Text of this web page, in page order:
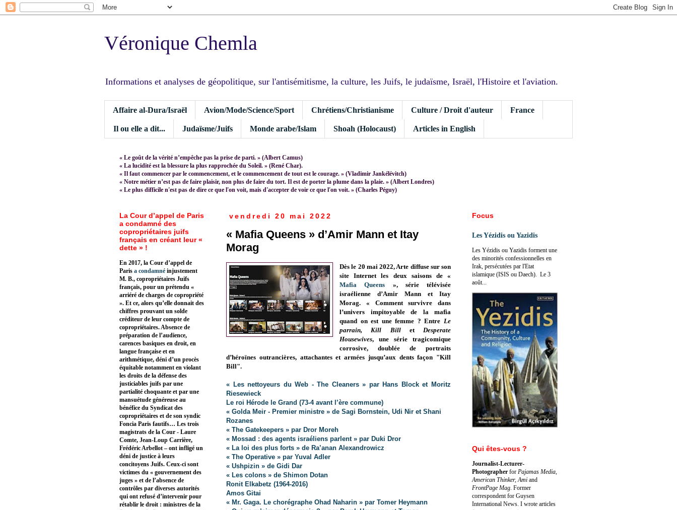
Véronique Chemla
Informations et analyses de géopolitique, sur l'antisémitisme, la culture, les Juifs, le judaïsme, Israël, l'Histoire et l'aviation.
Affaire al-Dura/Israël Avion/Mode/Science/Sport Chrétiens/Christianisme Culture / Droit d'auteur France
Il ou elle a dit... Judaïsme/Juifs Monde arabe/Islam Shoah (Holocaust) Articles in English
« Le goût de la vérité n’empêche pas la prise de parti. » (Albert Camus)
« La lucidité est la blessure la plus rapprochée du Soleil. » (René Char).
« Il faut commencer par le commencement, et le commencement de tout est le courage. » (Vladimir Jankélévitch)
« Notre métier n’est pas de faire plaisir, non plus de faire du tort. Il est de porter la plume dans la plaie. » (Albert Londres)
« Le plus difficile n'est pas de dire ce que l'on voit, mais d'accepter de voir ce que l'on voit. » (Charles Péguy)
vendredi 20 mai 2022
« Mafia Queens » d’Amir Mann et Itay
Morag
Dès le 20 mai 2022, Arte diffuse sur son
site Internet les deux saisons de «
Mafia Queens », série télévisée
israélienne d’Amir Mannet Itay
Morag. « Comment survivre dans
l’univers impitoyable de la mafia
quand on est une femme ? Entre Le
parrain, Kill Billet Desperate
Housewives, une série tragicomique
corrosive, doublée de portraits
d’héroïnes outrancières, attachantes et armées jusqu’aux dents façon "Kill
Bill".
« Les nettoyeurs du Web - The Cleaners » par Hans Block et Moritz
Riesewieck
Le roi Hérode le Grand (73-4 avant l’ère commune)
« Golda Meir - Premier ministre » de Sagi Bornstein, Udi Nir et Shani
Rozanes
« The Gatekeepers » par Dror Moreh
« Mossad : des agents israéliens parlent » par Duki Dror
« La loi des plus forts » de Ra’anan Alexandrowicz
« The Operative » par Yuval Adler
« Ushpizin » de Gidi Dar
« Les colons » de Shimon Dotan
Ronit Elkabetz (1964-2016)
Amos Gitai
« Mr. Gaga. Le chorégraphe Ohad Naharin » par Tomer Heymann
La Cour d’appel de Paris
a condamné des
copropriétaires juifs
français en créant leur «
dette » !
En 2017, la Cour d’appel de
Paris a condamné injustement
M. B., copropriétaires Juifs
français, pour un prétendu «
arriéré de charges de copropriété
». Et ce, alors qu’elle donnait des
chiffres prouvant un solde
créditeur de leur compte de
copropriétaires. Absence de
préparation de l’audience,
carences basiques en droit, en
langue française et en
arithmétique, déni d’un procès
équitable notamment en violant
les droits de la défense des
justiciables juifs par une
partialité choquante et par une
mansuétude généreuse au
bénéfice du Syndicat des
copropriétaires et de son syndic
Foncia Paris fautifs… Les trois
magistrats de la Cour - Laure
Comte, Jean-Loup Carrière,
Frédéric Arbellot – ont infligé un
déni de justice à leurs
concitoyens Juifs. Ceux-ci sont
victimes du « gouvernement des
juges » et de l’absence de
contrôles par diverses autorités
qui ont refusé d’intervenir pour
rétablir le droit : ministres de la
Focus
Les Yézidis ou Yazidis
Les Yézidis ou Yazidis forment une
des minorités confessionnelles en
Irak, persécutées par l'Etat
islamique (ISIS ou Daech). Le 3
août...
Qui êtes-vous ?
Journalist-Lecturer-
Photographer for Pajamas Media,
American Thinker, Ami and
FrontPage Mag. Former
correspondent for Guysen
International News. I wrote articles